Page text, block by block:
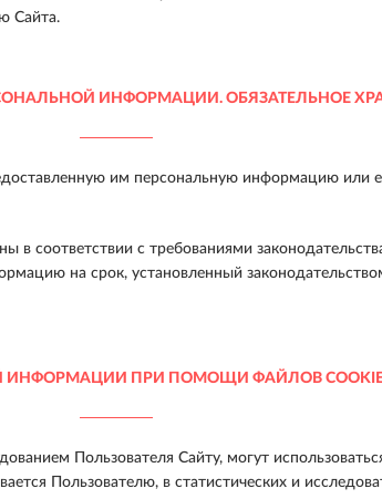
Сайта.
ИНФОРМАЦИИ. ОБЯЗАТЕЛЬНОЕ
им персональную информацию или
соответствии с требованиями
на срок, установленный
ИНФОРМАЦИИ ПРИ ПОМОЩИ ФАЙЛОВ
Пользователя Сайту, могут
Пользователю, в статистических и